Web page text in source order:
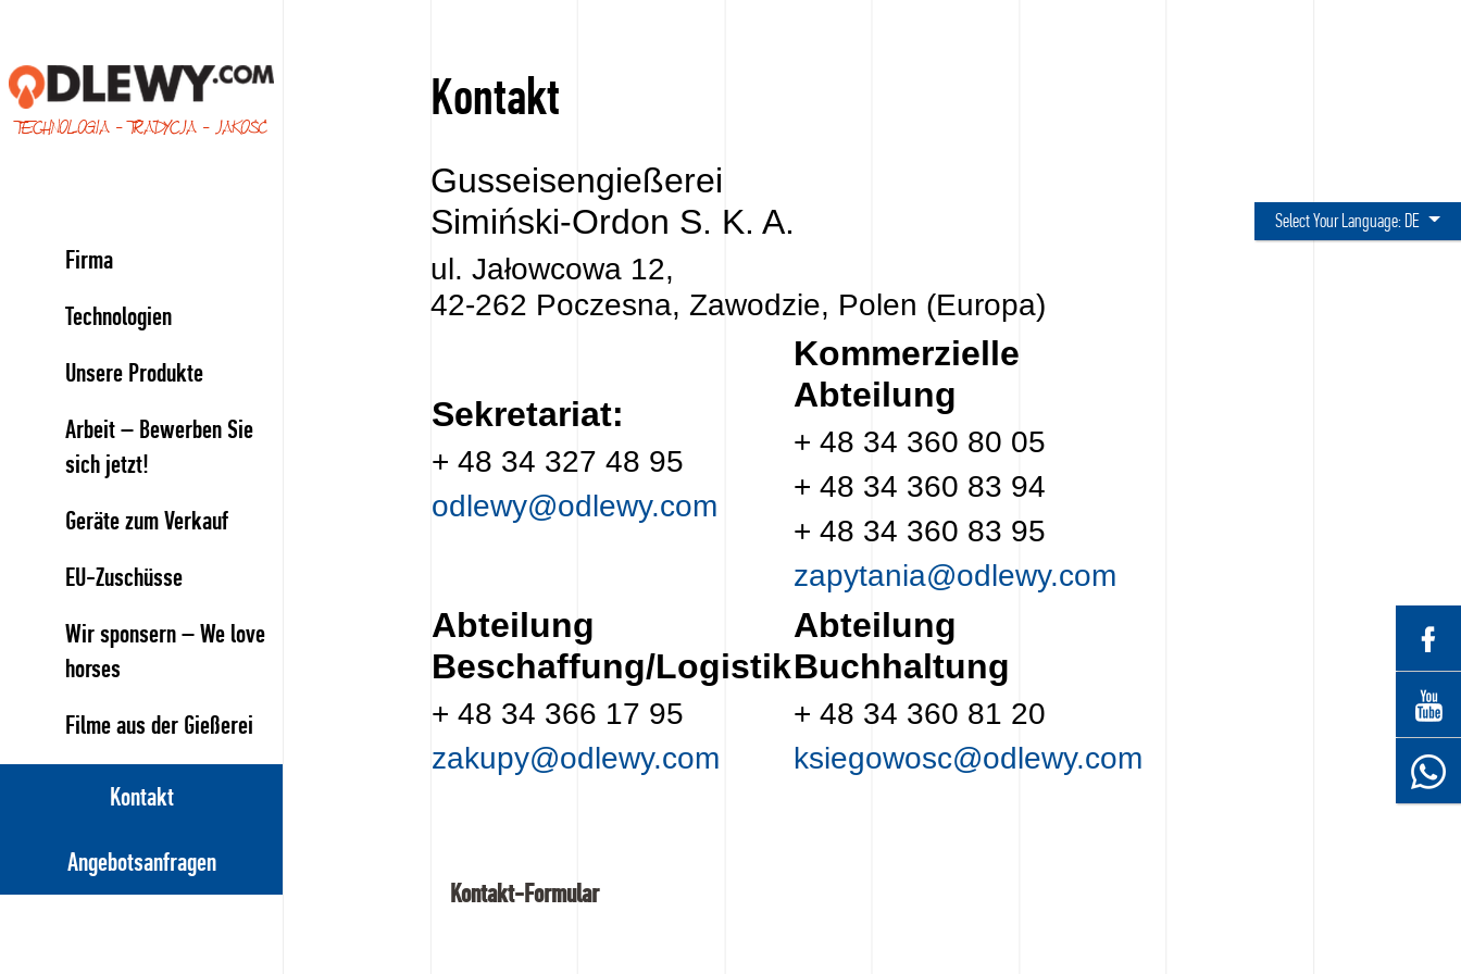
TECHNOLOGIA - TRADYCJA - JAKOŚĆ
Firma
Technologien
Unsere Produkte
Arbeit – Bewerben Sie
sich jetzt!
Geräte zum Verkauf
EU-Zuschüsse
Wir sponsern – We love
horses
Filme aus der Gießerei
Kontakt
Angebotsanfragen
Select Your Language: DE
Kontakt
Gusseisengießerei
Simiński-Ordon S. K. A.
ul. Jałowcowa 12,
42-262 Poczesna, Zawodzie, Polen (Europa)
Sekretariat:
+ 48 34 327 48 95
odlewy@odlewy.com
Kommerzielle
Abteilung
+ 48 34 360 80 05
+ 48 34 360 83 94
+ 48 34 360 83 95
zapytania@odlewy.com
Abteilung
Beschaffung/Logistik
+ 48 34 366 17 95
zakupy@odlewy.com
Abteilung
Buchhaltung
+ 48 34 360 81 20
ksiegowosc@odlewy.com
Kontakt-Formular